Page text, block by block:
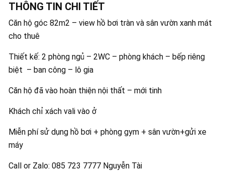
THÔNG TIN CHI TIẾT
Căn hộ góc 82m2 – view hồ bơi tràn và sân vườn xanh mát
cho thuê
Thiết kế: 2 phòng ngủ – 2WC – phòng khách – bếp riêng
biệt – ban công – lô gia
Căn hộ đã vào hoàn thiện nội thất – mới tinh
Khách chỉ xách vali vào ở
Miễn phí sử dụng hồ bơi + phòng gym + sân vườn+gửi xe
máy
Call or Zalo: 085 723 7777 Nguyễn Tài